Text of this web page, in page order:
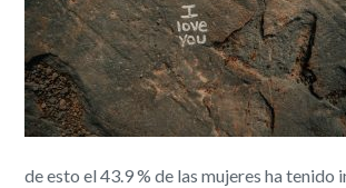
de esto el 43.9 % de las mujeres ha tenido